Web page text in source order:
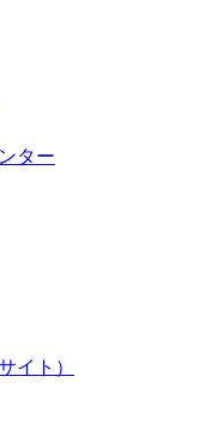
ター
イト）